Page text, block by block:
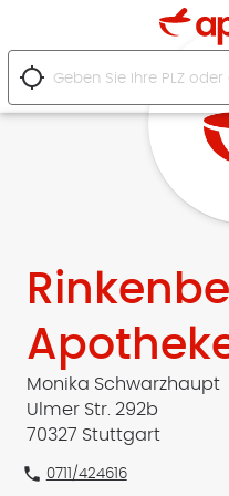
location_searching
Monika Schwarzhaupt
Ulmer Str. 292b
70327 Stuttgart
phone 0711/424616